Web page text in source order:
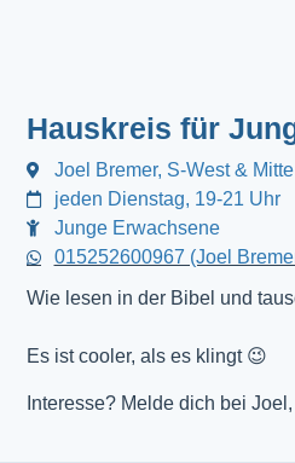
Hauskreis für
Joel Bremer, S-West & Mitte
jeden Dienstag, 19-21 Uhr
Junge Erwachsene
015252600967 (Joel
Wie lesen in der Bibel und
Es ist cooler, als es klingt 😉
Interesse? Melde dich bei